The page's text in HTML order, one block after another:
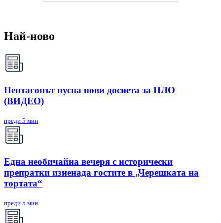
Най-ново
Пентагонът пусна нови досиета за НЛО
(ВИДЕО)
преди 5 мин
Една необичайна вечеря с исторически
препратки изненада гостите в „Черешката на
тортата“
преди 5 мин